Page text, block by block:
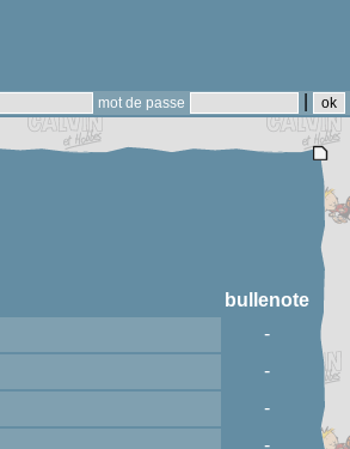
mot de passe
bullenote
-
-
-
-